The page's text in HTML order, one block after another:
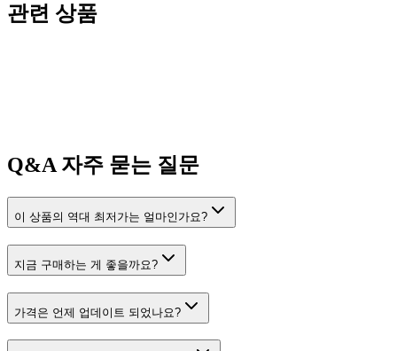
관련 상품
Q&A자주 묻는 질문
이 상품의 역대 최저가는 얼마인가요?
지금 구매하는 게 좋을까요?
가격은 언제 업데이트 되었나요?